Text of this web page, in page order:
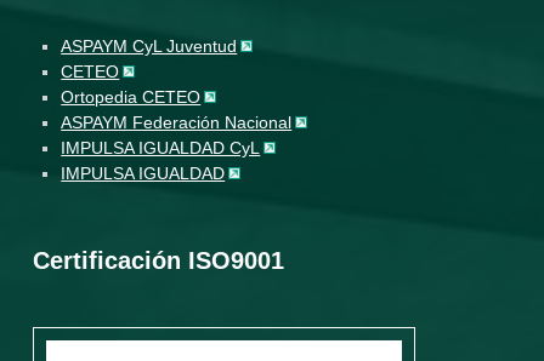
ASPAYM CyL Juventud
CETEO
Ortopedia CETEO
ASPAYM Federación Nacional
IMPULSA IGUALDAD CyL
IMPULSA IGUALDAD
Certificación ISO9001